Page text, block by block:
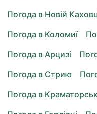
Погода в Новій
Погода в Коломиї
Погода в Арцизі
Погода в Стрию
Погода в